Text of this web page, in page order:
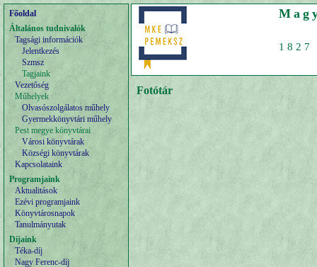
Főoldal
Általános tudnivalók
Tagsági információk
Jelentkezés
Szmsz
Tagjaink
Vezetőség
Műhelyek
Olvasószolgálatos műhely
Gyermekkönyvtári műhely
Pest megye könyvtárai
Városi könyvtárak
Községi könyvtárak
Kapcsolataink
Programjaink
Aktualitások
Ezévi programjaink
Könyvtárosnapok
Tanulmányutak
Díjaink
Téka-díj
Nagy Ferenc-díj
Fotótár